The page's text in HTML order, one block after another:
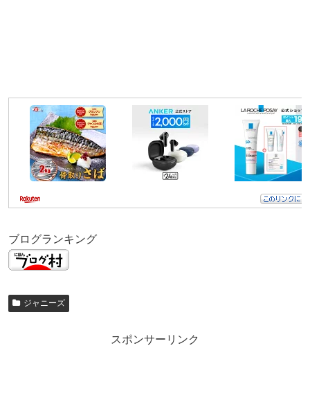
ブログランキング
ジャニーズ
スポンサーリンク